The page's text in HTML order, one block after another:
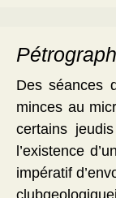
Des séances
minces au
certains
l’existence
impératif